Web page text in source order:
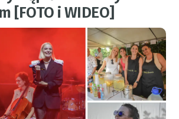
[FOTO i WIDEO]